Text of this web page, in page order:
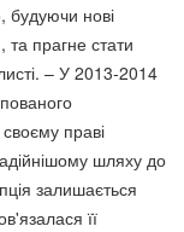
будуючи нові
та прагне стати
– У 2013-2014
праві
шляху до
залишається
її